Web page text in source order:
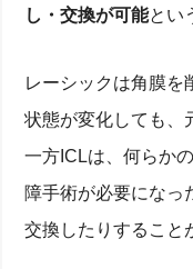
し・交換が可能とい
レーシックは角膜を
状態が変化しても、
一方ICLは、何らか
障手術が必要になっ
交換したりすること